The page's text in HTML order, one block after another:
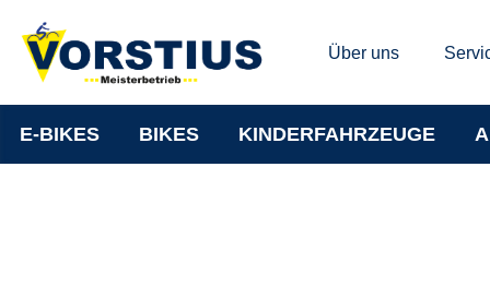
Über uns
E-BIKES BIKES KINDERFAHRZEUGE